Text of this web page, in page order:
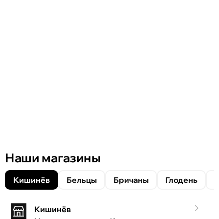
Наши магазины
Кишинёв Бельцы Бричаны Глодень
Кишинёв